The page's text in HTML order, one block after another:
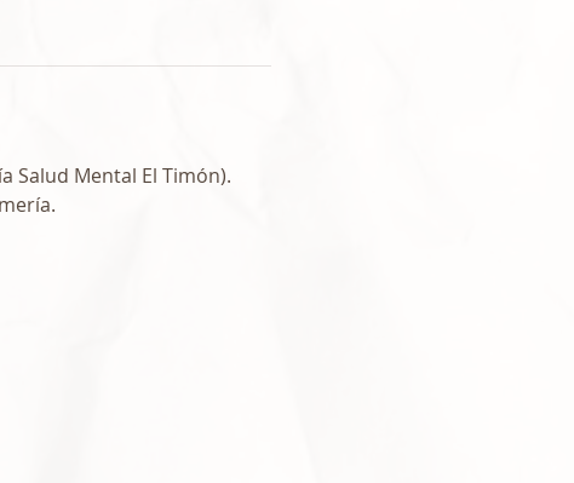
Salud Mental El Timón).